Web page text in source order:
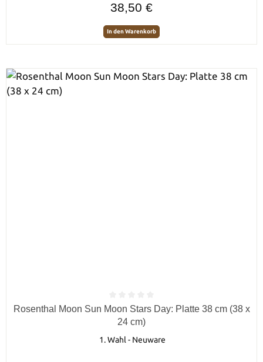
38,50 €
In den Warenkorb
Durchschnittliche Bewertung von 0 von 5 Sternen
Rosenthal Moon Sun Moon Stars Day: Platte 38 cm (38 x
24 cm)
1. Wahl - Neuware